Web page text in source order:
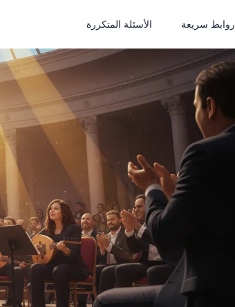
روابط سريعة الأسئلة المتكررة